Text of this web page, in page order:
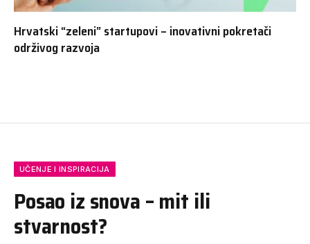
Hrvatski “zeleni” startupovi – inovativni pokretači
održivog razvoja
UČENJE I INSPIRACIJA
Posao iz snova – mit ili
stvarnost?